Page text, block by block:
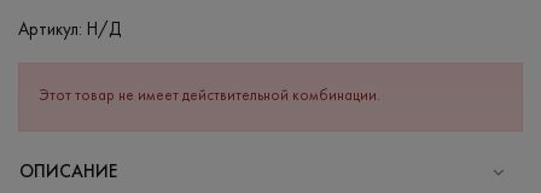
Артикул: Н/Д
Этот товар не имеет действительной комбинации.
ОПИСАНИЕ